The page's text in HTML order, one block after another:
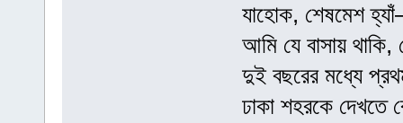
যাহোক, শেষমেশ
আমি যে বাসায়
দুই বছরের মধ্যে
ঢাকা শহরকে দেখতে